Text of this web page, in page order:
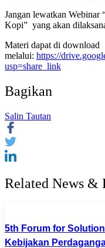
Jangan lewatkan
Kopi” yang akan
Materi dapat di download
melalui: https://
usp=share_link
Bagikan
Salin Tautan
Related News &
5th Forum for
Kebijakan